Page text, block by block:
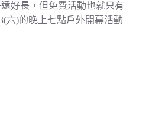
好長，但免費活動也就只有
六)的晚上七點戶外開幕活動